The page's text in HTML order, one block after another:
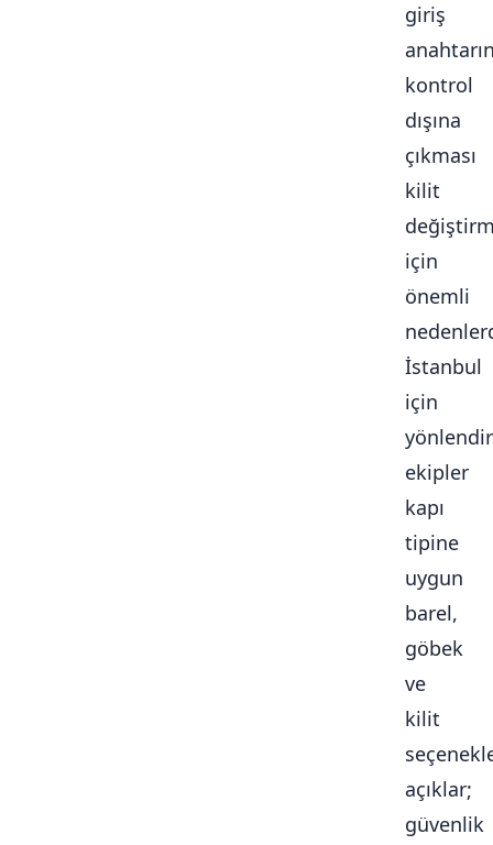
giriş
kontrol
dışına
çıkması
kilit
için
önemli
İstanbul
için
ekipler
kapı
tipine
uygun
barel,
göbek
ve
kilit
açıklar;
güvenlik